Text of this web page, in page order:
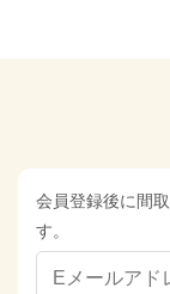
会員登録後に間
す。